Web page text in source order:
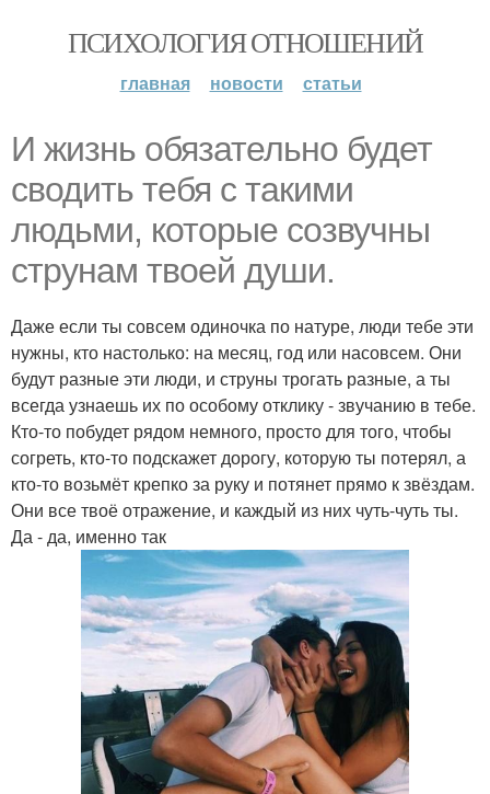
ПСИХОЛОГИЯ ОТНОШЕНИЙ
главная новости статьи
И жизнь обязательно будет
сводить тебя с такими
людьми, которые созвучны
струнам твоей души.
Даже если ты совсем одиночка по натуре, люди тебе эти
нужны, кто настолько: на месяц, год или насовсем. Они
будут разные эти люди, и струны трогать разные, а ты
всегда узнаешь их по особому отклику - звучанию в тебе.
Кто-то побудет рядом немного, просто для того, чтобы
согреть, кто-то подскажет дорогу, которую ты потерял, а
кто-то возьмёт крепко за руку и потянет прямо к звёздам.
Они все твоё отражение, и каждый из них чуть-чуть ты.
Да - да, именно так